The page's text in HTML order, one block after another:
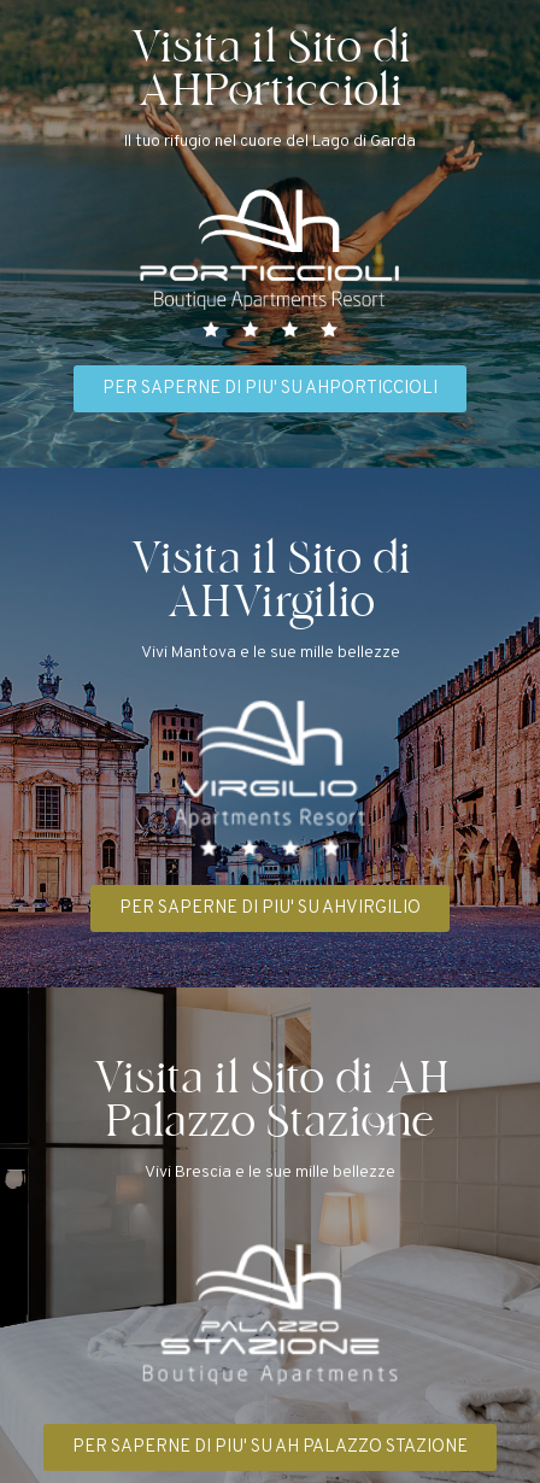
Visita il Sito di
AHPorticcioli
Il tuo rifugio nel cuore del Lago di Garda
PER SAPERNE DI PIU' SU AHPORTICCIOLI
Visita il Sito di
AHVirgilio
Vivi Mantova e le sue mille bellezze
PER SAPERNE DI PIU' SU AHVIRGILIO
Visita il Sito di AH
Palazzo Stazione
Vivi Brescia e le sue mille bellezze
PER SAPERNE DI PIU' SU AH PALAZZO STAZIONE